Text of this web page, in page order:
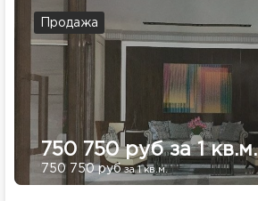
Продажа
750 750 руб за 1 кв.м.
750 750 рубза 1 кв.м.